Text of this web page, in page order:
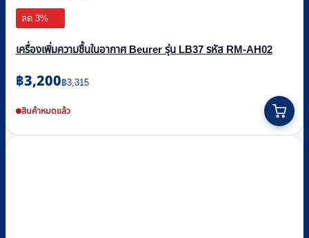
ลด 3%
เครื่องเพิ่มความชื้นในอากาศ Beurer รุ่น LB37 รหัส RM-AH02
฿3,315
Original
price
was:
฿3,200
Current
price
is:สินค้าหมดแล้ว